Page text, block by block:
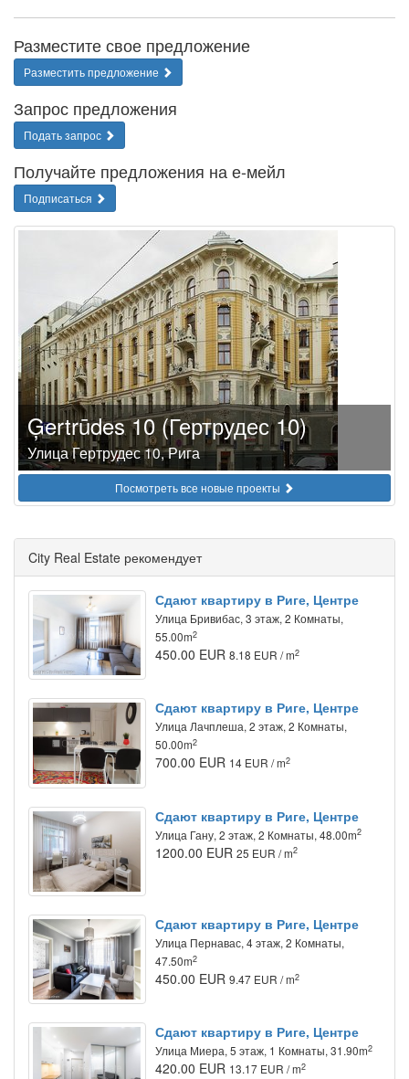
Разместите свое предложение
Разместить предложение
Запрос предложения
Подать запрос
Получайте предложения на е-мейл
Подписаться
Ģertrūdes 10 (Гертрудес 10)
Улица Гертрудес 10, Рига
Посмотреть все новые проекты
City Real Estate рекомендует
Сдают квартиру в Риге, Центре
Улица Бривибас, 3 этаж, 2 Комнаты,
55.00m2
450.00 EUR 8.18 EUR / m2
Сдают квартиру в Риге, Центре
Улица Лачплеша, 2 этаж, 2 Комнаты,
50.00m2
700.00 EUR 14 EUR / m2
Сдают квартиру в Риге, Центре
Улица Гану, 2 этаж, 2 Комнаты, 48.00m2
1200.00 EUR 25 EUR / m2
Сдают квартиру в Риге, Центре
Улица Пернавас, 4 этаж, 2 Комнаты,
47.50m2
450.00 EUR 9.47 EUR / m2
Сдают квартиру в Риге, Центре
Улица Миера, 5 этаж, 1 Комнаты, 31.90m2
420.00 EUR 13.17 EUR / m2